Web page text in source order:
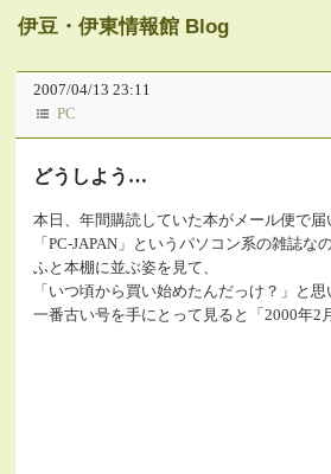
伊豆・伊東情報館 Blog
2007/04/13 23:11
PC
どうしよう…
本日、年間購読していた本がメール便で届
「PC-JAPAN」というパソコン系の雑誌な
ふと本棚に並ぶ姿を見て、
「いつ頃から買い始めたんだっけ？」と思
一番古い号を手にとって見ると「2000年2